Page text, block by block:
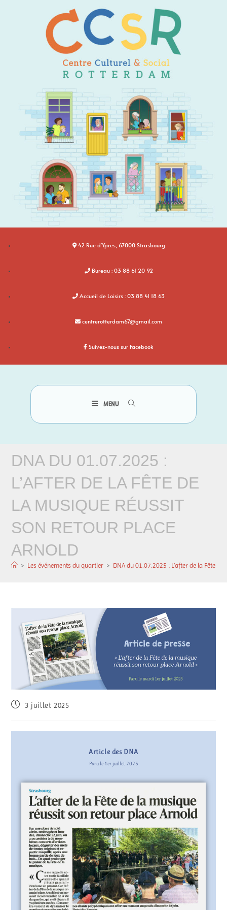
42 Rue d'Ypres, 67000 Strasbourg
Bureau : 03 88 61 20 92
Accueil de Loisirs : 03 88 41 18 63
centrerotterdam67@gmail.com
Suivez-nous sur Facebook
MENU
DNA DU 01.07.2025 :
L’AFTER DE LA FÊTE DE
LA MUSIQUE RÉUSSIT
SON RETOUR PLACE
ARNOLD
> Les événements du quartier > DNA du 01.07.2025 : L’after de la Fête
3 juillet 2025
Article des DNA
Paru le 1er juillet 2025